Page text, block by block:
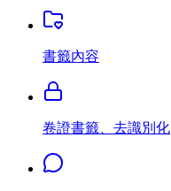
書籤內容
卷證書籤、去識別化